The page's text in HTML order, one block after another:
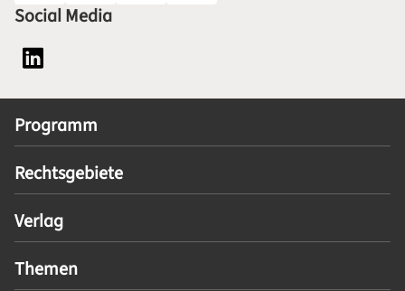
Social Media
Social Media Plattform LinkedIn
Programm
Rechtsgebiete
Verlag
Themen